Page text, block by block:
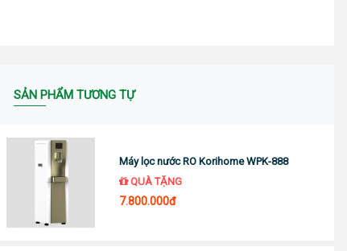
SẢN PHẨM TƯƠNG TỰ
Máy lọc nước RO Korihome WPK-888
QUÀ TẶNG
7.800.000đ